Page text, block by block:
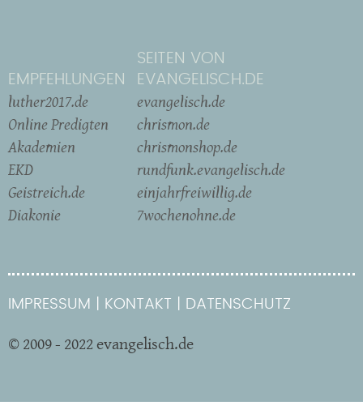
EMPFEHLUNGEN
luther2017.de
Online Predigten
Akademien
EKD
Geistreich.de
Diakonie
SEITEN VON
EVANGELISCH.DE
evangelisch.de
chrismon.de
chrismonshop.de
rundfunk.evangelisch.de
einjahrfreiwillig.de
7wochenohne.de
IMPRESSUM KONTAKT DATENSCHUTZ
© 2009 - 2022 evangelisch.de